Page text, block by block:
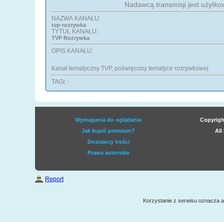
Nadawcą transmisji jest
NAZWA KANAŁU:
tvp-rozrywka
TYTUŁ KANAŁU:
TVP Rozrywka
OPIS KANAŁU:
Kanał tematyczny TVP, poświęcony tematyce rozrywkowej.
TAGI: -
Wymagania do oglądania
Jak kupić premium?
Dostawcy treści
Prawa autorskie
All
Report
Korzystanie z serwisu oznacza